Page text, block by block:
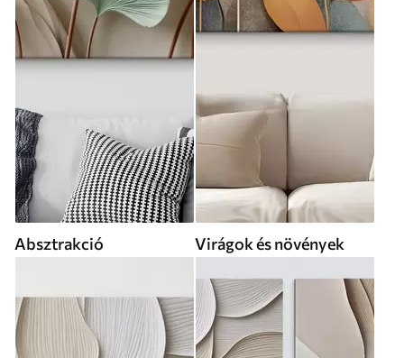
Absztrakció Virágok és növények